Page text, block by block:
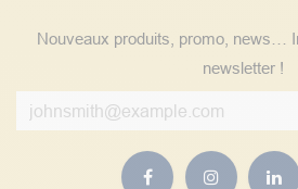
Nouveaux produits, promo, news…
newsletter !